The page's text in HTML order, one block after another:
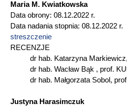
Maria M. Kwiatkowska
Data obrony: 08.12.2022 r.
Data nadania stopnia: 08.12.2022 r.
streszczenie
RECENZJE
dr hab. Katarzyna Markiewicz,
dr hab. Wacław Bąk , prof.
dr hab. Małgorzata Sobol,
Justyna Harasimczuk